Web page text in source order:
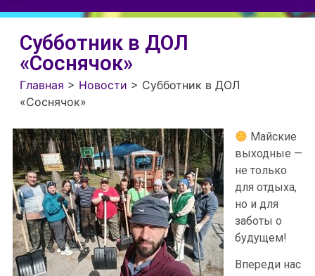
Субботник в ДОЛ
«Соснячок»
Главная > Новости > Субботник в ДОЛ
«Соснячок»
Майские
выходные —
не только
для отдыха,
но и для
заботы о
будущем!
Впереди нас